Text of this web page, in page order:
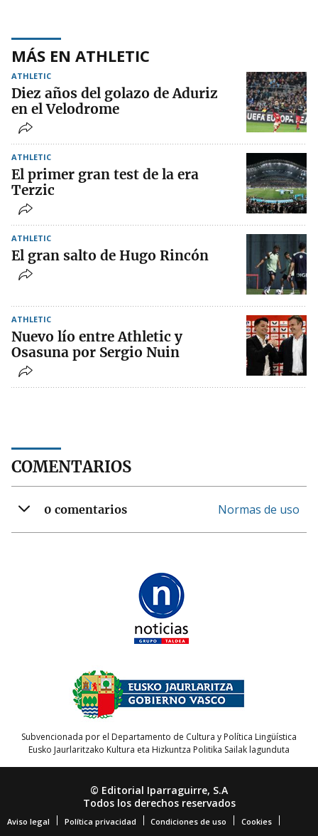
MÁS EN ATHLETIC
ATHLETIC
Diez años del golazo de Aduriz
en el Velodrome
ATHLETIC
El primer gran test de la era
Terzic
ATHLETIC
El gran salto de Hugo Rincón
ATHLETIC
Nuevo lío entre Athletic y
Osasuna por Sergio Nuin
COMENTARIOS
0 comentarios Normas de uso
Subvencionada por el Departamento de Cultura y Política Lingüística
Eusko Jaurlaritzako Kultura eta Hizkuntza Politika Sailak lagunduta
© Editorial Iparraguirre, S.A
Todos los derechos reservados
Aviso legal Política privacidad Condiciones de uso Cookies